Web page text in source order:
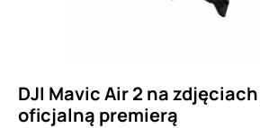
DJI Mavic Air 2 na
oficjalną premierą